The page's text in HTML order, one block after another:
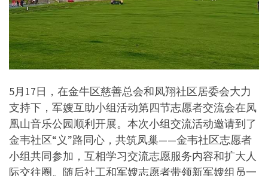
5月17日，在金牛区慈善总会和凤翔社区居委会大力
支持下，军嫂互助小组活动第四节志愿者交流会在凤
凰山音乐公园顺利开展。本次小组交流活动邀请到了
金韦社区“义”路同心，共筑凤巢——金韦社区志愿者
小组共同参加，互相学习交流志愿服务内容和扩大人
际交往圈。随后社工和军嫂志愿者带领新军嫂组员一